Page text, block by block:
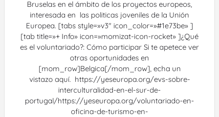
Bruselas en el ámbito de los proyectos europeos,
interesada en las politicas joveniles de la Unión
Europea. [tabs style=»v3″ icon_color=»#1e73be» ]
[tab title=»+ Info» icon=»momizat-icon-rocket» ]¿Qué
es el voluntariado?: Cómo participar Si te apetece ver
otras oportunidades en
[mom_row]Belgica[/mom_row], echa un
vistazo aquí. https://yeseuropa.org/evs-sobre-
interculturalidad-en-el-sur-de-
portugal/https://yeseuropa.org/voluntariado-en-
oficina-de-turismo-en-